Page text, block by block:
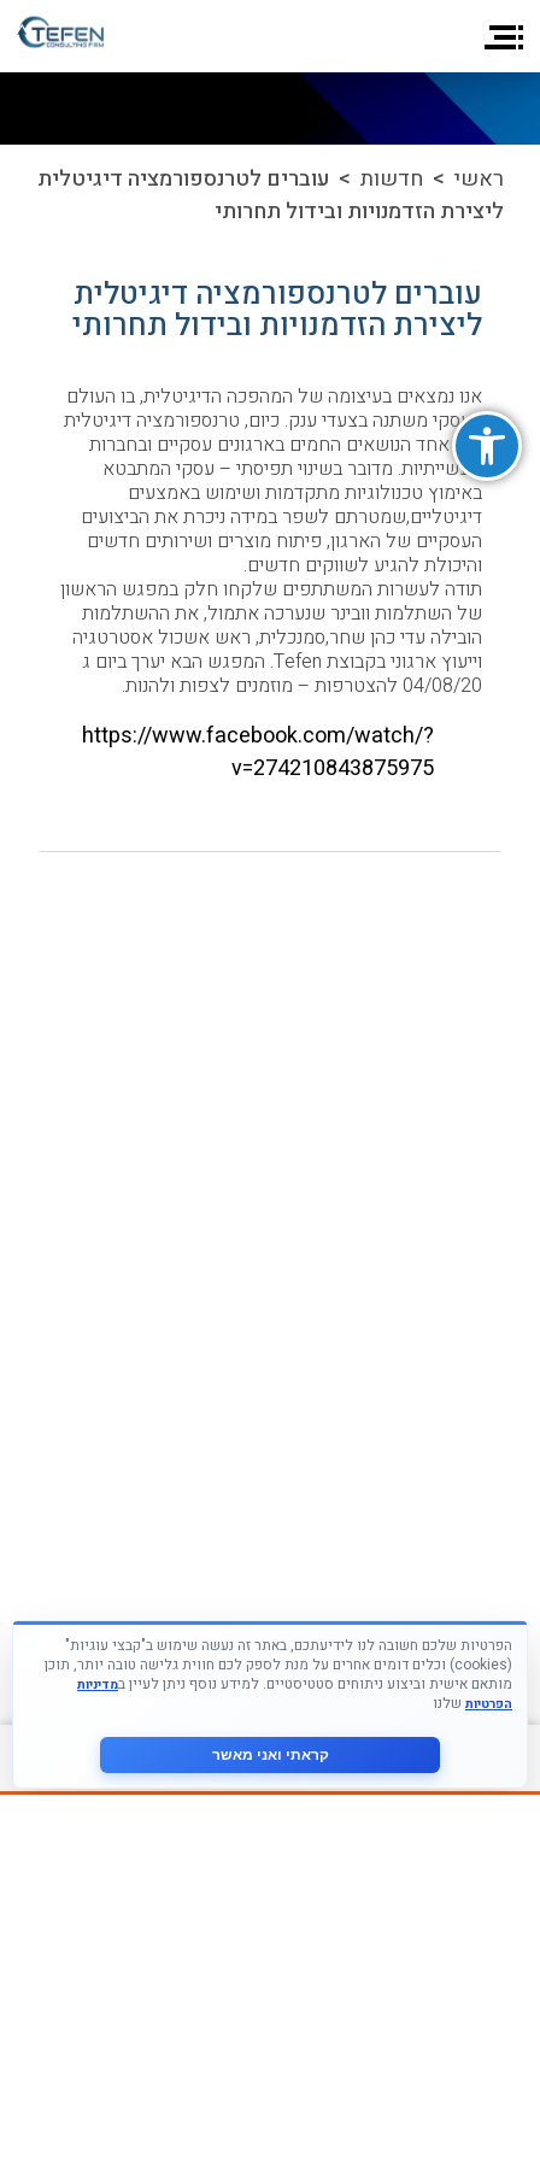
פתח סרגל נגישות
צור קשר
ראשי > חדשות > עוברים לטרנספורמציה דיגיטלית
ליצירת הזדמנויות ובידול תחרותי
עוברים לטרנספורמציה דיגיטלית
ליצירת הזדמנויות ובידול תחרותי
אנו נמצאים בעיצומה של המהפכה הדיגיטלית, בו העולם
העסקי משתנה בצעדי ענק. כיום, טרנספורמציה דיגיטלית
היא אחד הנושאים החמים בארגונים עסקיים ובחברות
תעשייתיות. מדובר בשינוי תפיסתי – עסקי המתבטא
באימוץ טכנולוגיות מתקדמות ושימוש באמצעים
דיגיטליים,שמטרתם לשפר במידה ניכרת את הביצועים
העסקיים של הארגון, פיתוח מוצרים ושירותים חדשים
והיכולת להגיע לשווקים חדשים.
תודה לעשרות המשתתפים שלקחו חלק במפגש הראשון
של השתלמות וובינר שנערכה אתמול, את ההשתלמות
הובילה עדי כהן שחר,סמנכלית, ראש אשכול אסטרטגיה
וייעוץ ארגוני בקבוצת Tefen. המפגש הבא יערך ביום ג
04/08/20 להצטרפות – מוזמנים לצפות ולהנות.
https://www.facebook.com/watch/?
v=274210843875975
הפרטיות שלכם חשובה לנו לידיעתכם, באתר זה נעשה שימוש ב"קבצי עוגיות"
(cookies) וכלים דומים אחרים על מנת לספק לכם חווית גלישה טובה יותר, תוכן
מותאם אישית וביצוע ניתוחים סטטיסטיים. למידע נוסף ניתן לעיין במדיניות
הפרטיות שלנו
קראתי ואני מאשר